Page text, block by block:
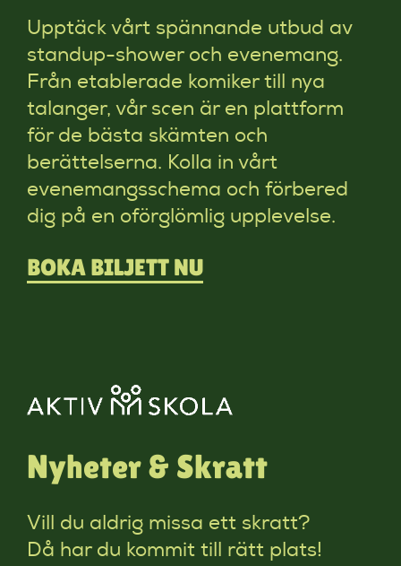
Upptäck vårt spännande utbud av
standup-shower och evenemang.
Från etablerade komiker till nya
talanger, vår scen är en plattform
för de bästa skämten och
berättelserna. Kolla in vårt
evenemangsschema och förbered
dig på en oförglömlig upplevelse.
BOKA BILJETT NU
Nyheter & Skratt
Vill du aldrig missa ett skratt?
Då har du kommit till rätt plats!